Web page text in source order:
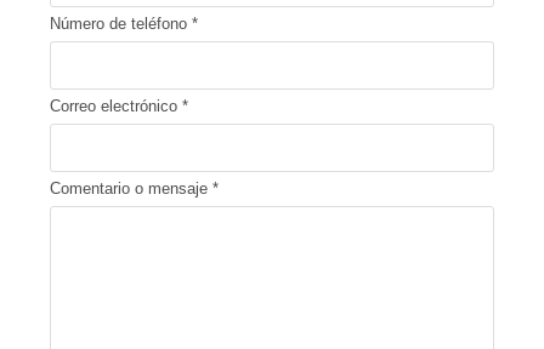
Número de teléfono*
Correo electrónico*
Comentario o mensaje*